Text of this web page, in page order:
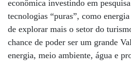
econômica investindo em
tecnologias “puras”, como
de explorar mais o setor do
chance de poder ser um grande
energia, meio ambiente, água e